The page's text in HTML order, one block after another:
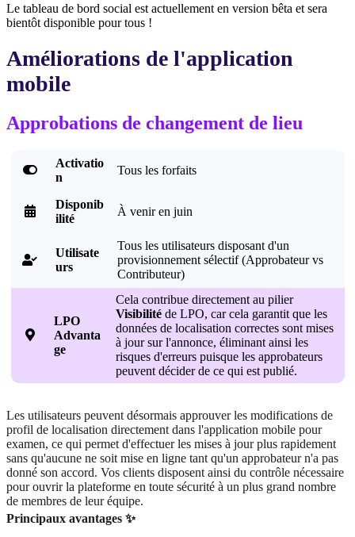
Le tableau de bord social est actuellement en version bêta et sera
bientôt disponible pour tous !
Améliorations de l'application
mobile
Approbations de changement de lieu

Activatio
n
Tous les forfaits

Disponib
ilité
À venir en juin

Utilisate
urs
Tous les utilisateurs disposant d'un
provisionnement sélectif (Approbateur vs
Contributeur)

LPO
Advanta
ge
Cela contribue directement au pilier
Visibilitéde LPO, car cela garantit que les
données de localisation correctes sont mises
à jour sur l'annonce, éliminant ainsi les
risques d'erreurs puisque les approbateurs
peuvent décider de ce qui est publié.
Les utilisateurs peuvent désormais approuver les modifications de
profil de localisation directement dans l'application mobile pour
examen, ce qui permet d'effectuer les mises à jour plus rapidement
sans qu'aucune ne soit mise en ligne tant qu'un approbateur n'a pas
donné son accord. Vos clients disposent ainsi du contrôle nécessaire
pour ouvrir la plateforme en toute sécurité à un plus grand nombre
de membres de leur équipe.
Principaux avantages ✨